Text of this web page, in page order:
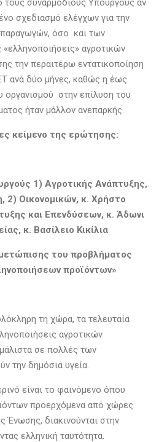
σχεδιασμό ελέγχων για την
όσο και των
αγροτικών
την περαιτέρω εντατικοποίηση
ανά δύο μήνες, καθώς η έως
στην επίλυση του
ήταν μάλλον ανεπαρκής.
κείμενο της ερώτησης:
1) Αγροτικής Ανάπτυξης,
2) Οικονομικών, κ. Χρήστο
και Επενδύσεων, κ. Άδωνι
κ. Βασίλειο Κικίλια
του προβλήματος
προϊόντων»
τη χώρα, τα τελευταία
αγροτικών
σε πολλές των
την δημόσια υγεία.
είναι το φαινόμενο όπου
προερχόμενα από χώρες
Ένωσης, διακινούνται στην
ελληνική ταυτότητα.